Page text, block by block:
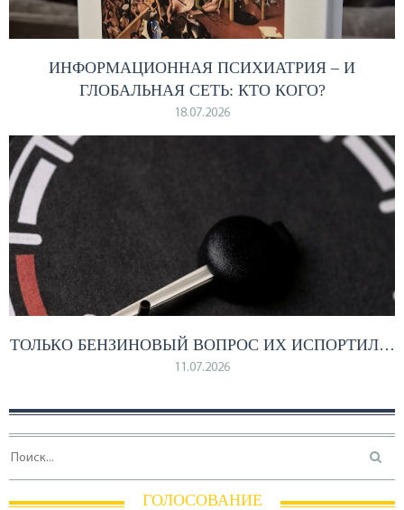
ИНФОРМАЦИОННАЯ ПСИХИАТРИЯ – И
ГЛОБАЛЬНАЯ СЕТЬ: КТО КОГО?
18.07.2026
ТОЛЬКО БЕНЗИНОВЫЙ ВОПРОС ИХ ИСПОРТИЛ…
11.07.2026
ГОЛОСОВАНИЕ